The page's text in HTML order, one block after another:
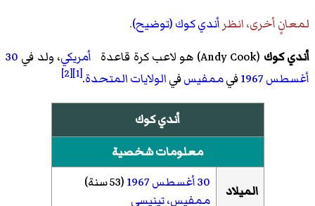
لمعانٍ أخرى، انظر أندي كوك (توضيح).
أندي كوك (
Andy Cook)‏ هو لاعب كرة قاعدة أمريكي، ولد في 30
أغسطس1967فيممفيسفيالولايات المتحدة.
[1]
[2]
أندي كوك
معلومات شخصية
الميلاد 30 أغسطس 1967(53 سنة)
ممفيس، تينيسي